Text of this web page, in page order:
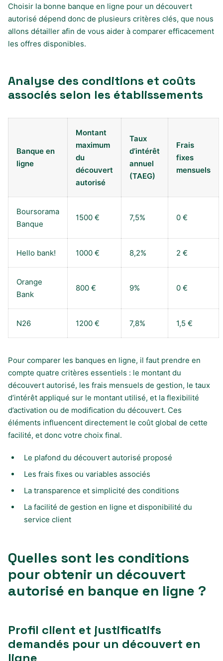
Choisir la bonne banque en ligne pour un découvert
autorisé dépend donc de plusieurs critères clés, que nous
allons détailler afin de vous aider à comparer efficacement
les offres disponibles.
Analyse des conditions et coûts
associés selon les établissements
Banque en
ligne
Montant
maximum
du
découvert
autorisé
Taux
d’intérêt
annuel
(TAEG)
Frais
fixes
mensuels
Boursorama
Banque
1500 € 7,5% 0 €
Hello bank! 1000 € 8,2% 2 €
Orange
Bank
800 € 9% 0 €
N26 1200 € 7,8% 1,5 €
Pour comparer les banques en ligne, il faut prendre en
compte quatre critères essentiels : le montant du
découvert autorisé, les frais mensuels de gestion, le taux
d’intérêt appliqué sur le montant utilisé, et la flexibilité
d’activation ou de modification du découvert. Ces
éléments influencent directement le coût global de cette
facilité, et donc votre choix final.
Le plafond du découvert autorisé proposé
Les frais fixes ou variables associés
La transparence et simplicité des conditions
La facilité de gestion en ligne et disponibilité du
service client
Quelles sont les conditions
pour obtenir un découvert
autorisé en banque en ligne ?
Profil client et justificatifs
demandés pour un découvert en
ligne